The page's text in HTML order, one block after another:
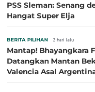
PSS Sleman: Senang
Hangat Super Elja
BERITA PILIHAN 2 hari lalu
Mantap! Bhayangkara
Datangkan Mantan
Valencia Asal Argentina, Kevin